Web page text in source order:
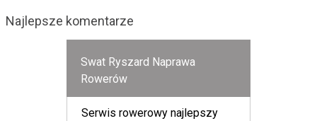
Najlepsze komentarze
Swat Ryszard Naprawa
Rowerów
Serwis rowerowy najlepszy